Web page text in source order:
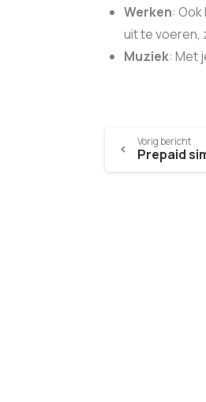
Werken:
uit te voeren,
Muziek: Met
Vorig bericht